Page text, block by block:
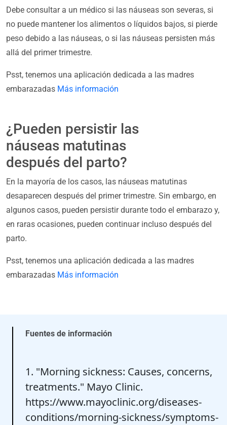
Debe consultar a un médico si las náuseas son severas, si
no puede mantener los alimentos o líquidos bajos, si pierde
peso debido a las náuseas, o si las náuseas persisten más
allá del primer trimestre.
Psst, tenemos una aplicación dedicada a las madres
embarazadas Más información
¿Pueden persistir las
náuseas matutinas
después del parto?
En la mayoría de los casos, las náuseas matutinas
desaparecen después del primer trimestre. Sin embargo, en
algunos casos, pueden persistir durante todo el embarazo y,
en raras ocasiones, pueden continuar incluso después del
parto.
Psst, tenemos una aplicación dedicada a las madres
embarazadas Más información
Fuentes de información
1. "Morning sickness: Causes, concerns,
treatments." Mayo Clinic.
https://www.mayoclinic.org/diseases-
conditions/morning-sickness/symptoms-